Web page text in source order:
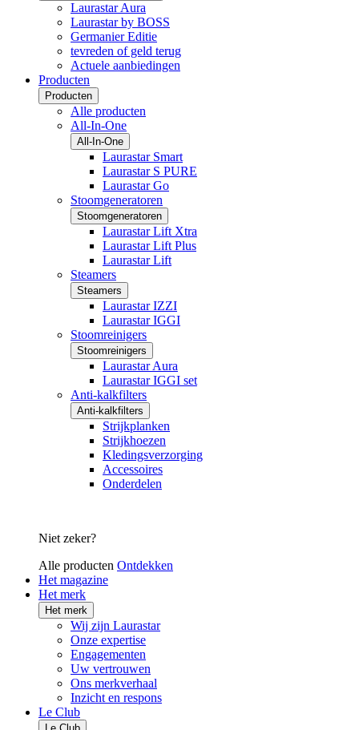
Laurastar Aura
Laurastar by BOSS
Germanier Editie
tevreden of geld terug
Actuele aanbiedingen
Producten
Producten
Alle producten
All-In-One
All-In-One
Laurastar Smart
Laurastar S PURE
Laurastar Go
Stoomgeneratoren
Stoomgeneratoren
Laurastar Lift Xtra
Laurastar Lift Plus
Laurastar Lift
Steamers
Steamers
Laurastar IZZI
Laurastar IGGI
Stoomreinigers
Stoomreinigers
Laurastar Aura
Laurastar IGGI set
Anti-kalkfilters
Anti-kalkfilters
Strijkplanken
Strijkhoezen
Kledingsverzorging
Accessoires
Onderdelen
Niet zeker?
Alle producten Ontdekken
Het magazine
Het merk
Het merk
Wij zijn Laurastar
Onze expertise
Engagementen
Uw vertrouwen
Ons merkverhaal
Inzicht en respons
Le Club